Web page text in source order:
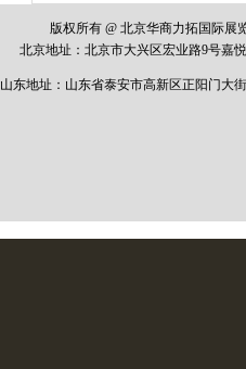
版权所有 @ 北京华商力拓国际
北京地址：北京市大兴区宏业路9号嘉
山东地址：山东省泰安市高新区正阳门大